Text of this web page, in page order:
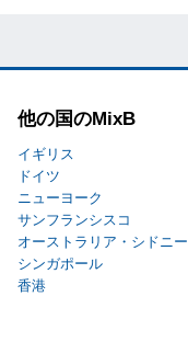
他の国のMixB
イギリス
ドイツ
ニューヨーク
サンフランシスコ
オーストラリア・シドニー
シンガポール
香港